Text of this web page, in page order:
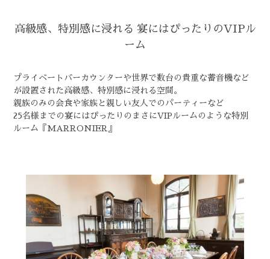
高級感、特別感に浸れる 宴にはぴったりのVIPル
ーム
プライベートバーカウンターや世界で数台の貴重な蓄音機など
が設置された高級感、特別感に浸れる空間。
親族のみの会食や家族と親しい友人でのパーティーなど
25名様までの宴にはぴったりのまさにVIPルームのような特別
ルーム『MARRONIER』